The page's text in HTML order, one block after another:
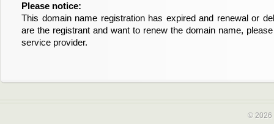
Please notice:
This domain name registration has expired and renewal or
are the registrant and want to renew the domain name,
service provider.
Bitte beachten Sie:
Diese Domainregistrierung ist abgelaufen und die
Domain stehen an. Wenn Sie der Registrant sind und
verlängern möchten, kontaktieren Sie bitte Ihren Service-
© 2026